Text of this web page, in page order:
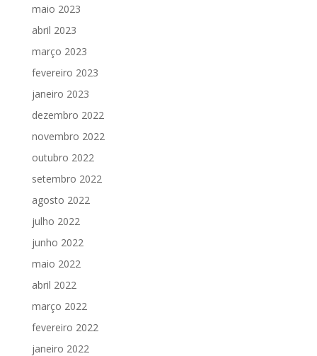
maio 2023
abril 2023
março 2023
fevereiro 2023
janeiro 2023
dezembro 2022
novembro 2022
outubro 2022
setembro 2022
agosto 2022
julho 2022
junho 2022
maio 2022
abril 2022
março 2022
fevereiro 2022
janeiro 2022